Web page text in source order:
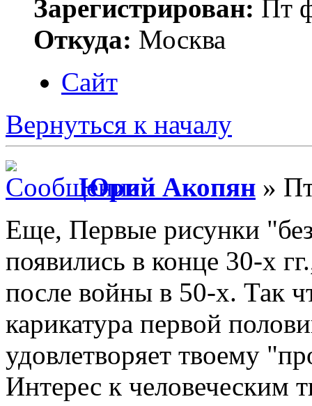
Зарегистрирован: Пт
Откуда: Москва
Сайт
Вернуться к началу
Юрий Акопян »
Еще, Первые рисунки
появились в конце 30-х
после войны в 50-х. Так
карикатура первой
удовлетворяет твоему
Интерес к человеческим